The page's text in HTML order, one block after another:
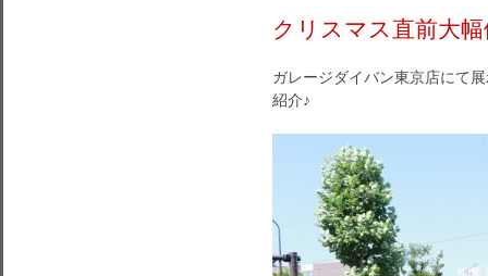
クリスマス直前大
ガレージダイバン東京店にて
紹介♪